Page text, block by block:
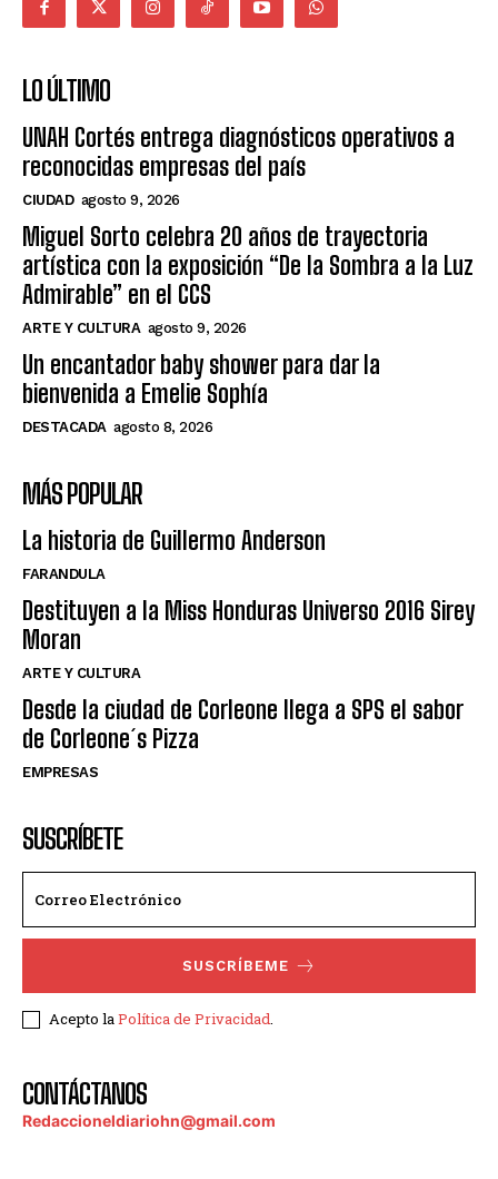
LO ÚLTIMO
UNAH Cortés entrega diagnósticos operativos a
reconocidas empresas del país
CIUDAD agosto 9, 2026
Miguel Sorto celebra 20 años de trayectoria
artística con la exposición “De la Sombra a la Luz
Admirable” en el CCS
ARTE Y CULTURA agosto 9, 2026
Un encantador baby shower para dar la
bienvenida a Emelie Sophía
DESTACADA agosto 8, 2026
MÁS POPULAR
La historia de Guillermo Anderson
FARANDULA
Destituyen a la Miss Honduras Universo 2016 Sirey
Moran
ARTE Y CULTURA
Desde la ciudad de Corleone llega a SPS el sabor
de Corleone´s Pizza
EMPRESAS
SUSCRÍBETE
SUSCRÍBEME
Acepto laPolítica de Privacidad.
CONTÁCTANOS
Redaccioneldiariohn@gmail.com